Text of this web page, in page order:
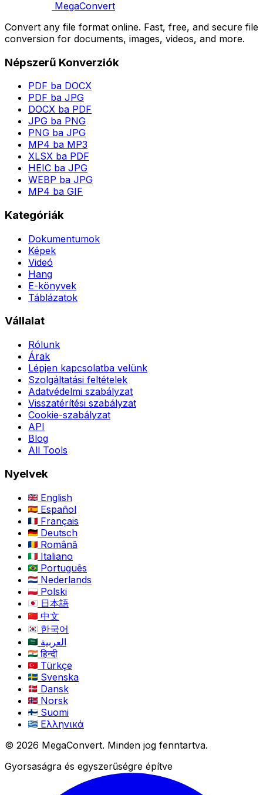
MegaConvert
Convert any file format online. Fast, free, and secure file
conversion for documents, images, videos, and more.
Népszerű Konverziók
PDF ba DOCX
PDF ba JPG
DOCX ba PDF
JPG ba PNG
PNG ba JPG
MP4 ba MP3
XLSX ba PDF
HEIC ba JPG
WEBP ba JPG
MP4 ba GIF
Kategóriák
Dokumentumok
Képek
Videó
Hang
E-könyvek
Táblázatok
Vállalat
Rólunk
Árak
Lépjen kapcsolatba velünk
Szolgáltatási feltételek
Adatvédelmi szabályzat
Visszatérítési szabályzat
Cookie-szabályzat
API
Blog
All Tools
Nyelvek
English
Español
Français
Deutsch
Română
Italiano
Português
Nederlands
Polski
日本語
中文
한국어
العربية
हिन्दी
Türkçe
Svenska
Dansk
Norsk
Suomi
Ελληνικά
© 2026 MegaConvert. Minden jog fenntartva.
Gyorsaságra és egyszerűségre építve